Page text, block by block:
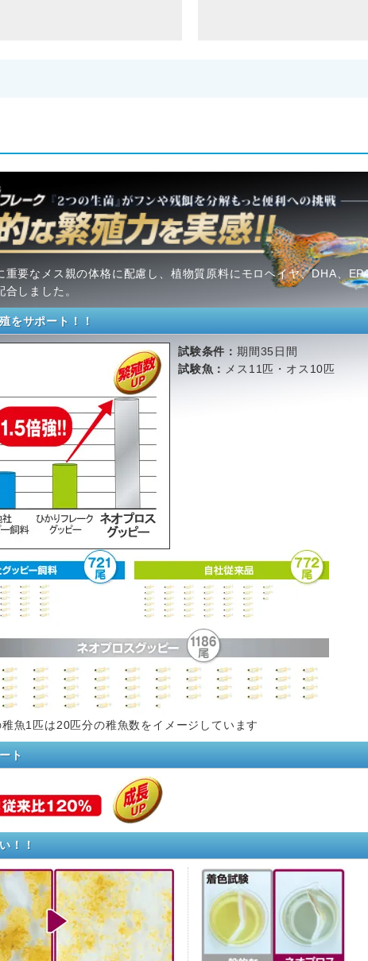
重要なメス親の体格に配慮し、植物質原料にモロヘイヤ、DHA、
しました。
をサポート！！
試験条件： 期間35日間
試験魚： メス11匹・オス10匹
魚1匹は20匹分の稚魚数をイメージしています
ト
！！